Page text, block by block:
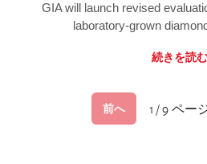
GIA will launch revised
laboratory-grown
続きを読む
前へ 1 / 9 ペー